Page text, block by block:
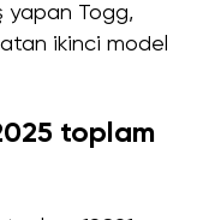
yapan Togg,
ikinci model
toplam